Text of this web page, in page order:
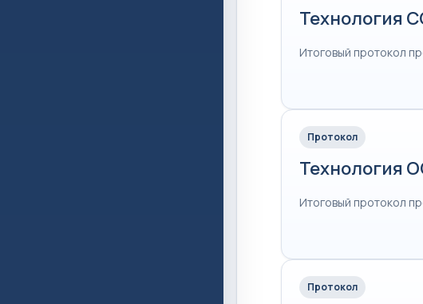
Технология
Итоговый протокол
Протокол
Технология
Итоговый протокол
Протокол